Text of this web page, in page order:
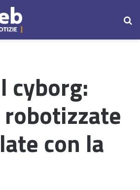
cyborg:
con la